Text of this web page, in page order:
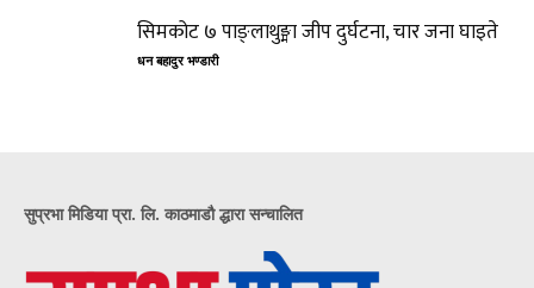
सिमकोट ७ पाङ्लाथुङ्मा जीप दुर्घटना, चार जना घाइते
धन बहादुर भण्डारी
सुप्रभा मिडिया प्रा. लि. काठमाडौ द्धारा सन्चालित